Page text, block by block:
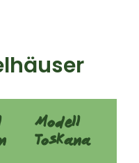
Modell
Toskana